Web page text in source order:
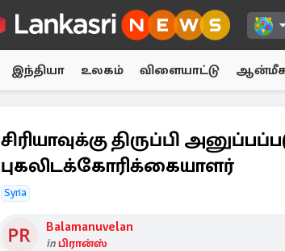
இந்தியா உலகம் விளையாட்டு
சிரியாவுக்கு திருப்பி
புகலிடக்கோரிக்கையாளர்
Syria
Balamanuvelan
inபிரான்ஸ்